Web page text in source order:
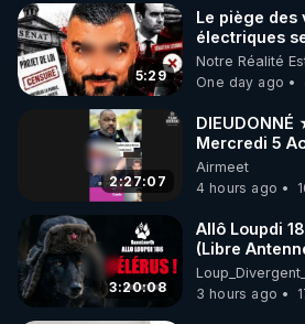
▶ 30 jours gratuit sur
de bien-être ENVOL :
Rendez-vous sur https://
le code : REGENERE
5:29
Le piège des
électriques
les usagers !
Notre Réalité
One day ago
2:27:07
DIEUDONNÉ
Mercredi 5
Airmeet
4 hours ago
3:20:08
Allô Loupdi
(Libre
Divergent
3 hours ago